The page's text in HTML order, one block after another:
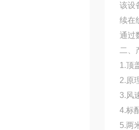
该设
续在
通过
二、
1.顶
2.原
3.风
4.标
5.两